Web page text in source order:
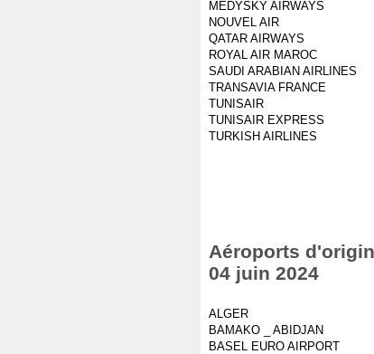
MEDYSKY AIRWAYS
NOUVEL AIR
QATAR AIRWAYS
ROYAL AIR MAROC
SAUDI ARABIAN AIRLINES
TRANSAVIA FRANCE
TUNISAIR
TUNISAIR EXPRESS
TURKISH AIRLINES
Aéroports
04 juin 2024
ALGER
BAMAKO _ ABIDJAN
BASEL EURO AIRPORT